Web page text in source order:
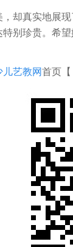
真实地展现
别珍贵。希
儿艺教网首页【